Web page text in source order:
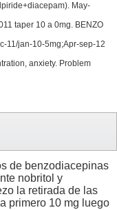
May-
taper 10 a 0mg. BENZO
11/jan-10-5mg;Apr-sep-12
anxiety. Problem
de benzodiacepinas
nobritol y
la retirada de las
primero 10 mg luego